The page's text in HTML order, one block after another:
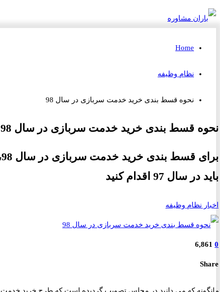
Home
نظام وظیفه
نحوه قسط بندی خرید خدمت سربازی در سال 98
قسط بندی خرید خدمت سربازی در سال 98
برای قسط بندی خرید خدمت سربازی در سال 98،
سال 97 اقدام کنید
نظام وظیفه